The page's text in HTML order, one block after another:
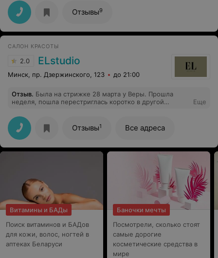
Отзывы9
САЛОН КРАСОТЫ
2.0 ELstudio
Минск, пр. Дзержинского, 123 до 21:00
Отзыв. Была на стрижке 28 марта у Веры. Прошла
неделя, пошла перестриглась коротко в другой
в этом салоне.Руки надо пообрывать таким мастерам.
Такое чувство, что стригут все, вторая
профессия,наверно, после тракториста, но
профессионалов нужно поискать.
Еще
Отзывы1 Все адреса
Витамины и БАДы
Поиск витаминов и БАДов
для кожи, волос, ногтей в
аптеках Беларуси
Баночки мечты
Посмотрели, сколько стоят
самые дорогие
косметические средства в
мире